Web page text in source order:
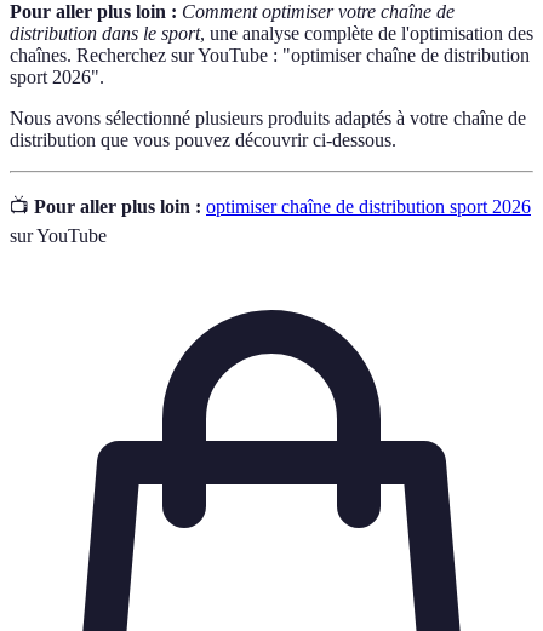
Pour aller plus loin : Comment optimiser votre chaîne de
distribution dans le sport, une analyse complète de l'optimisation des
chaînes. Recherchez sur YouTube : "optimiser chaîne de distribution
sport 2026".
Nous avons sélectionné plusieurs produits adaptés à votre chaîne de
distribution que vous pouvez découvrir ci-dessous.
📺 Pour aller plus loin : optimiser chaîne de distribution sport 2026
sur YouTube